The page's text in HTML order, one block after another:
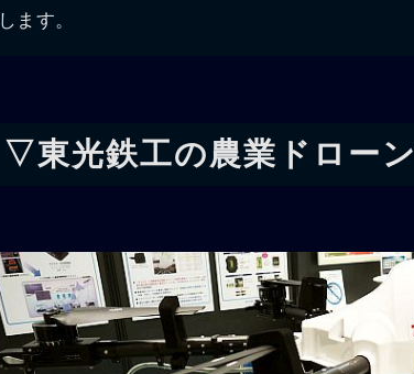
します。
▽東光鉄工の農業ドローン